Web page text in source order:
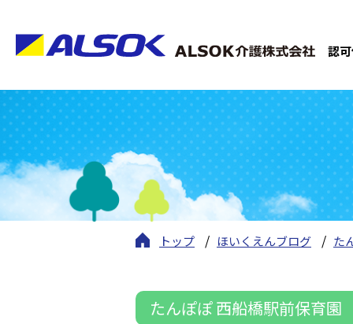
認
トップ ほいくえんブログ た
たんぽぽ 西船橋駅前保育園